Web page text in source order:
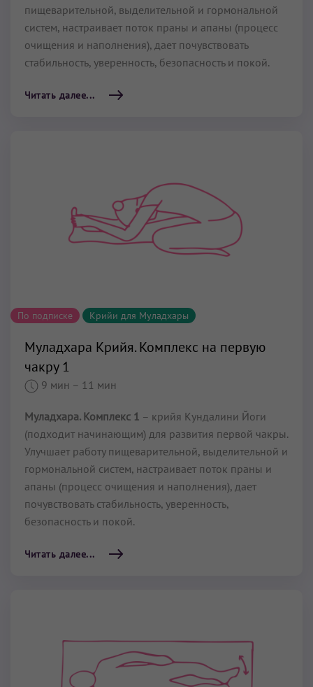
пищеварительной, выделительной и гормональной
систем, настраивает поток праны и апаны (процесс
очищения и наполнения), дает почувствовать
стабильность, уверенность, безопасность и покой.
Читать далее...
По подписке Крийи для Муладхары
Муладхара Крийя. Комплекс на первую
чакру 1
9 мин – 11 мин
Муладхара. Комплекс 1 – крийя Кундалини Йоги
(подходит начинающим) для развития первой чакры.
Улучшает работу пищеварительной, выделительной и
гормональной систем, настраивает поток праны и
апаны (процесс очищения и наполнения), дает
почувствовать стабильность, уверенность,
безопасность и покой.
Читать далее...